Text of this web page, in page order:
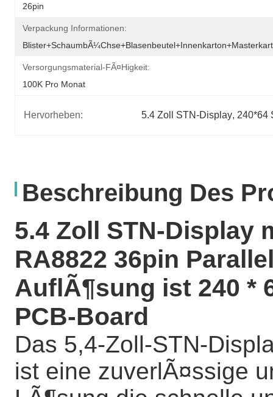
26pin
Verpackung Informationen:
Versorgungsmaterial-FÃ¤higkeit:
100K Pro Monat
Hervorheben: 5.4 Zoll STN-Display, 240*64
Beschreibung Des
5.4 Zoll STN-Display
RA8822 36pin
AuflÃ¶sung ist 240 *
PCB-Board
Das 5,4-Zoll-STN-
ist eine zuverlÃ¤ssige